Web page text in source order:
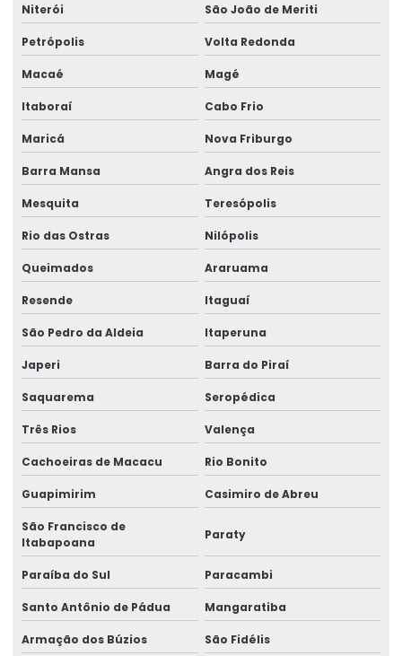
Empresa de talha elétrica
Empresas de barramento blindado
Empresas de manutenção em ponte rolante
Equipamento Para Elevação De Cargas Até 250 Toneladas
Equipamentos swf krantechnik brasil
Esteira porta cabo para ponte rolante
Fabricação de caminho de rolamento
Fornecedores de cabo de aço
Fornecedores de talha elétrica
Freio para ponte rolante multimarcas
Gancho para ponte rolante
Importadora de equipamento swf
Importadora de peças ponte rolante multimarcas
Inspeção De Pontes Rolantes Conforme Abnt
Instalação de barramento blindado
Instalação De Pontes Rolantes Com Segurança
Instalação de nr 12 em pontes rolantes
Inversor de frequência para ponte rolante
Niterói São João de Meriti
Petrópolis Volta Redonda
Macaé Magé
Itaboraí Cabo Frio
Maricá Nova Friburgo
Barra Mansa Angra dos Reis
Mesquita Teresópolis
Rio das Ostras Nilópolis
Queimados Araruama
Resende Itaguaí
São Pedro da Aldeia Itaperuna
Japeri Barra do Piraí
Saquarema Seropédica
Três Rios Valença
Cachoeiras de Macacu Rio Bonito
Guapimirim Casimiro de Abreu
São Francisco de
Itabapoana
Paraty
Paraíba do Sul Paracambi
Santo Antônio de Pádua Mangaratiba
Armação dos Búzios São Fidélis